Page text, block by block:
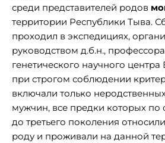
среди представителей родов
территории Республики Тыва.
проходил в экспедициях,
руководством д.б.н.,
генетического научного
при строгом соблюдении
включали только
мужчин, все предки которых по
до третьего поколения
роду и проживали на данной